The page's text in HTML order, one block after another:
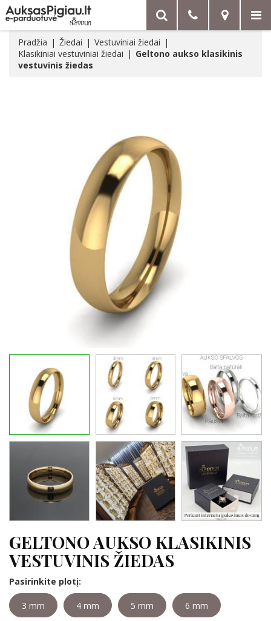
Pradžia Žiedai
Vestuviniai žiedai
Klasikiniai vestuviniai žiedai
Geltono aukso klasikinis
vestuvinis žiedas
GELTONO AUKSO KLASIKINIS
VESTUVINIS ŽIEDAS
Pasirinkite plotį:
3 mm 4 mm 5 mm 6 mm